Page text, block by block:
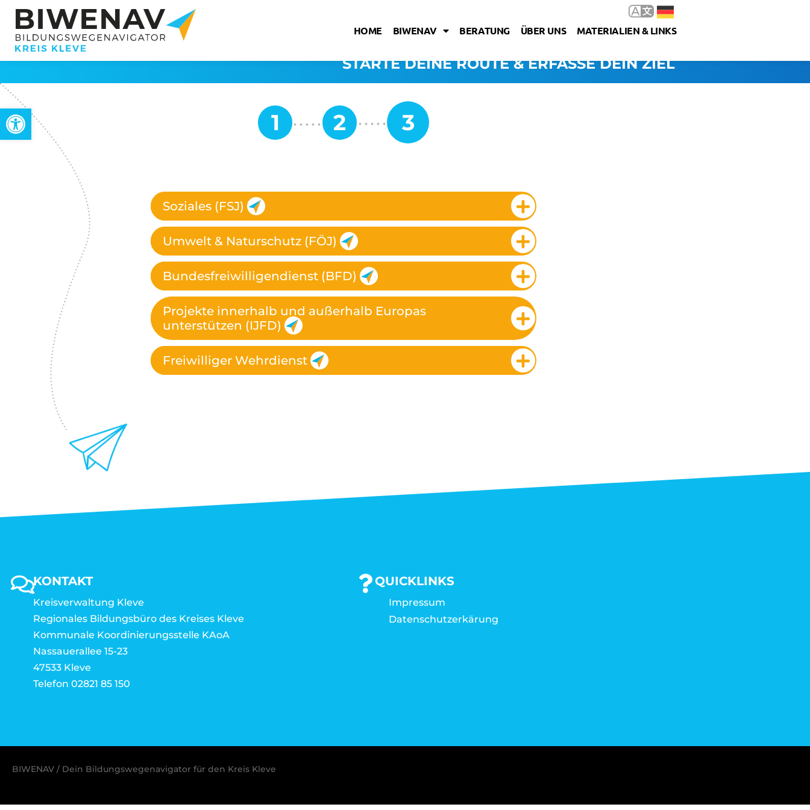
Werkzeugleiste öffnen
HOME BIWENAV BERATUNG ÜBER UNS MATERIALIEN & LINKS
STARTE DEINE ROUTE & ERFASSE DEIN ZIEL
Soziales (FSJ)
Umwelt & Naturschutz (FÖJ)
Bundesfreiwilligendienst (BFD)
Projekte innerhalb und außerhalb Europas
unterstützen (IJFD)
Freiwilliger Wehrdienst
KONTAKT
Kreisverwaltung Kleve
Regionales Bildungsbüro des Kreises Kleve
Kommunale Koordinierungsstelle KAoA
Nassauerallee 15-23
47533 Kleve
Telefon 02821 85 150
QUICKLINKS
Impressum
Datenschutzerkärung
BIWENAV / Dein Bildungswegenavigator für den Kreis Kleve